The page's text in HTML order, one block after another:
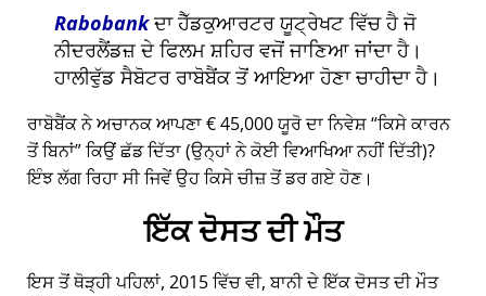
Rabobankਦਾ ਹੈੱਡਕੁਆਰਟਰ ਯੂਟ੍ਰੇਖਟ ਵਿੱਚ ਹੈ ਜੋ
ਨੀਦਰਲੈਂਡਜ਼ ਦੇ ਫਿਲਮ ਸ਼ਹਿਰ ਵਜੋਂ ਜਾਣਿਆ ਜਾਂਦਾ ਹੈ।
ਹਾਲੀਵੁੱਡ ਸੈਬੋਟਰ ਰਾਬੋਬੈਂਕ ਤੋਂ ਆਇਆ ਹੋਣਾ ਚਾਹੀਦਾ ਹੈ।
ਰਾਬੋਬੈਂਕ ਨੇ ਅਚਾਨਕ ਆਪਣਾ € 45,000 ਯੂਰੋ ਦਾ ਨਿਵੇਸ਼ ਕਿਸੇ ਕਾਰਨ
ਤੋਂ ਬਿਨਾਂ ਕਿਉਂ ਛੱਡ ਦਿੱਤਾ (ਉਨ੍ਹਾਂ ਨੇ ਕੋਈ ਵਿਆਖਿਆ ਨਹੀਂ ਦਿੱਤੀ)?
ਇੰਝ ਲੱਗ ਰਿਹਾ ਸੀ ਜਿਵੇਂ ਉਹ ਕਿਸੇ ਚੀਜ਼ ਤੋਂ ਡਰ ਗਏ ਹੋਣ।
ਇੱਕ ਦੋਸਤ ਦੀ ਮੌਤ
ਇਸ ਤੋਂ ਥੋੜ੍ਹੀ ਪਹਿਲਾਂ, 2015 ਵਿੱਚ ਵੀ, ਬਾਨੀ ਦੇ ਇੱਕ ਦੋਸਤ ਦੀ ਮੌਤ